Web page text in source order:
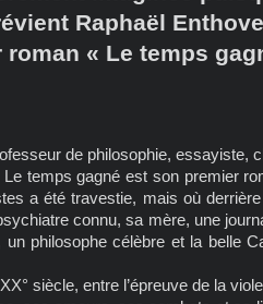
Raphaël
roman « Le temps
de philosophie, essayiste,
temps gagné est son premier
a été travestie, mais où
connu, sa mère, une
philosophe célèbre et la belle
siècle, entre l’épreuve de la